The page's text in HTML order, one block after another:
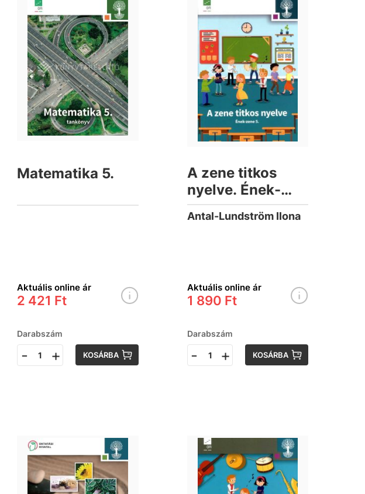
Matematika 5.
Aktuális online ár
2 421 Ft
Darabszám
- + KOSÁRBA
A zene titkos
nyelve. Ének-
zene tankönyv 5.
Antal-Lundström Ilona
Aktuális online ár
1 890 Ft
Darabszám
- + KOSÁRBA